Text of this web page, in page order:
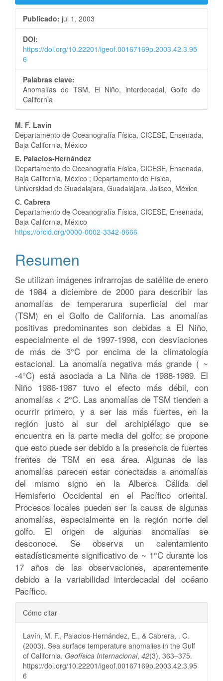
del
artículo
Publicado: jul 1, 2003
DOI:
https://doi.org/10.22201/igeof.00167169p.2003.42.3.95
6
Palabras clave:
Anomalías de TSM, El Niño, interdecadal, Golfo de
California
Contenido
principal
del
artículo
M. F. Lavín
Departamento de Oceanografía Física, CICESE, Ensenada,
Baja California, México
E. Palacios-Hernández
Departamento de Oceanografía Física, CICESE, Ensenada,
Baja California, México ; Departamento de Física,
Universidad de Guadalajara, Guadalajara, Jalisco, México
C. Cabrera
Departamento de Oceanografía Física, CICESE, Ensenada,
Baja California, México
https://orcid.org/0000-0002-3342-8666
Resumen
Se utilizan imágenes infrarrojas de satélite de enero
de 1984 a diciembre de 2000 para describir las
anomalías de temperarura superficial del mar
(TSM) en el Golfo de California. Las anomalías
positivas predominantes son debidas a El Niño,
especialmente el de 1997-1998, con desviaciones
de más de 3°C por encima de la climatología
estacional. La anomalía negativa más grande ( ~
-4°C) está asociada a La Niña de 1988-1989. El
Niño 1986-1987 tuvo el efecto más débil, con
anomalías < 2°C. Las anomalías de TSM tienden a
ocurrir primero, y a ser las más fuertes, en la
región justo al sur del archipiélago que se
encuentra en la parte media del golfo; se propone
que esto puede ser debido a la presencia de fuertes
frentes de TSM en esa área. Algunas de las
anomalías parecen estar conectadas a anomalías
del mismo signo en la Alberca Cálida del
Hemisferio Occidental en el Pacífico oriental.
Procesos locales pueden ser la causa de algunas
anomalías, especialmente en la región norte del
golfo. El origen de algunas anomalías se
desconoce. Se observa un calentamiento
estadísticamente significativo de ~ 1°C durante los
17 años de las observaciones, aparentemente
debido a la variabilidad interdecadal del océano
Pacífico.
Detalles
del
artículo
Cómo citar
Lavín, M. F., Palacios-Hernández, E., & Cabrera, . C.
(2003). Sea surface temperature anomalies in the Gulf
of California. Geofísica Internacional, 42(3), 363–375.
https://doi.org/10.22201/igeof.00167169p.2003.42.3.95
6